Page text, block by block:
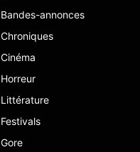
Bandes-annonces
Chroniques
Cinéma
Horreur
Littérature
Festivals
Gore